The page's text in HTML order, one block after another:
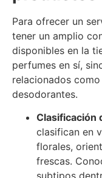
Para ofrecer un
tener un amplio
disponibles en la
perfumes en sí,
relacionados
desodorantes.
Clasificación
clasifican en
florales,
frescas.